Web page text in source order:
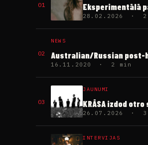
01 Eksperimentālā
28.02.2026 · 2
02
NEWS
Australian/Russian post-
16.11.2020 · 2 min
03
JAUNUMI
KRĀSA izdod
26.07.2026 · 3
INTERVIJAS